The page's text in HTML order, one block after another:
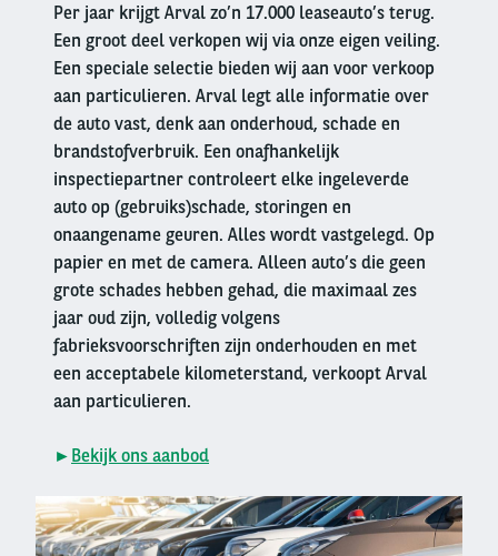
Per jaar krijgt Arval zo’n 17.000 leaseauto’s terug.
Een groot deel verkopen wij via onze eigen veiling.
Een speciale selectie bieden wij aan voor verkoop
aan particulieren. Arval legt alle informatie over
de auto vast, denk aan onderhoud, schade en
brandstofverbruik. Een onafhankelijk
inspectiepartner controleert elke ingeleverde
auto op (gebruiks)schade, storingen en
onaangename geuren. Alles wordt vastgelegd. Op
papier en met de camera. Alleen auto’s die geen
grote schades hebben gehad, die maximaal zes
jaar oud zijn, volledig volgens
fabrieksvoorschriften zijn onderhouden en met
een acceptabele kilometerstand, verkoopt Arval
aan particulieren.
► Bekijk ons aanbod
Right
column